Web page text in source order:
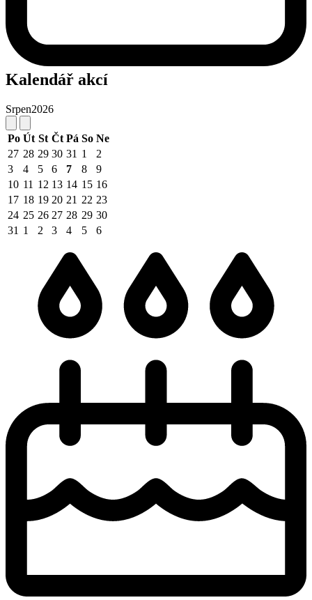
Kalendář akcí
Srpen2026
Po Út St Čt Pá So Ne
27 28 29 30 31 1
2
3
4 5 6 7 8
9
10 11 12 13 14 15 16
17 18 19 20 21 22 23
24 25 26 27 28 29 30
31 1 2 3 4 5 6